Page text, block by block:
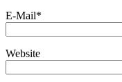
E-Mail*
Website